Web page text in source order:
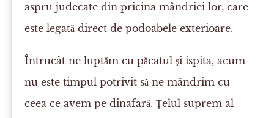
aspru judecate din pricina mândriei lor, care
este legată direct de podoabele exterioare.
Întrucât ne luptăm cu păcatul şi ispita, acum
nu este timpul potrivit să ne mândrim cu
ceea ce avem pe dinafară. Ţelul suprem al